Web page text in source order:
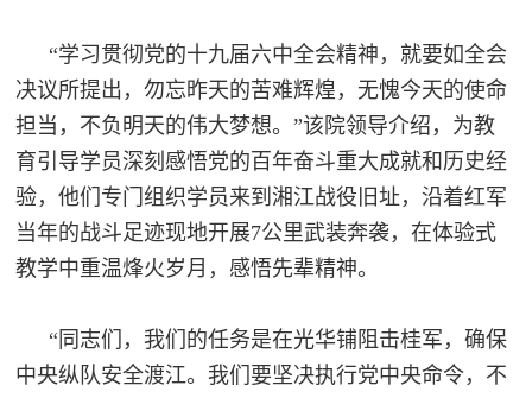
踪
热
点
追
踪
国
防
法
国
防
“学习贯彻党的十九届六中全会精神，就要如全会
决议所提出，勿忘昨天的苦难辉煌，无愧今天的使命
担当，不负明天的伟大梦想。”该院领导介绍，为教
育引导学员深刻感悟党的百年奋斗重大成就和历史经
验，他们专门组织学员来到湘江战役旧址，沿着红军
当年的战斗足迹现地开展7公里武装奔袭，在体验式
教学中重温烽火岁月，感悟先辈精神。
“同志们，我们的任务是在光华铺阻击桂军，确保
中央纵队安全渡江。我们要坚决执行党中央命令，不